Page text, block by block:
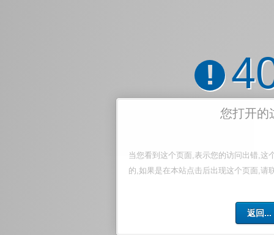
!
您打开的
当您看到这个页面,表示您的访问出错,这
的,如果是在本站点击后出现这个页面,请
返回...